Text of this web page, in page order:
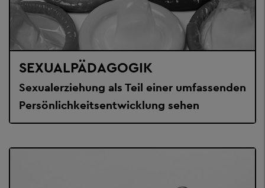
SEXUALPÄDAGOGIK
Sexualerziehung als Teil einer umfassenden
Persönlichkeitsentwicklung sehen